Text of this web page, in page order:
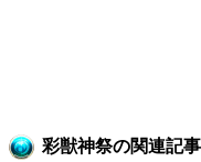
彩獣神祭の関連記事